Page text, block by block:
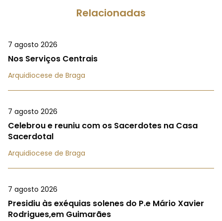
Relacionadas
7 agosto 2026
Nos Serviços Centrais
Arquidiocese de Braga
7 agosto 2026
Celebrou e reuniu com os Sacerdotes na Casa
Sacerdotal
Arquidiocese de Braga
7 agosto 2026
Presidiu às exéquias solenes do P.e Mário Xavier
Rodrigues,em Guimarães